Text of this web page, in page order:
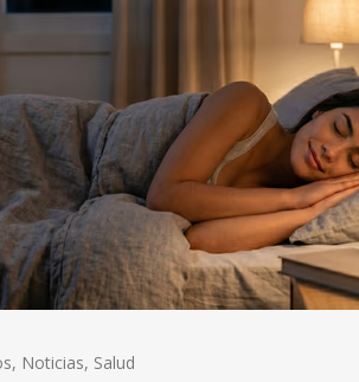
, Noticias, Salud